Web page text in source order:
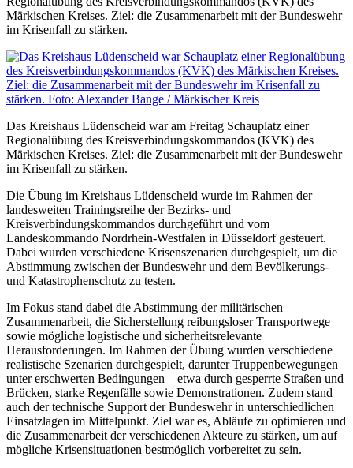
Märkischen Kreises. Ziel: die Zusammenarbeit mit der Bundeswehr
im Krisenfall zu stärken.
Das Kreishaus Lüdenscheid war am Freitag Schauplatz einer
Regionalübung des Kreisverbindungskommandos (KVK) des
Märkischen Kreises. Ziel: die Zusammenarbeit mit der Bundeswehr
im Krisenfall zu stärken. |
Die Übung im Kreishaus Lüdenscheid wurde im Rahmen der
landesweiten Trainingsreihe der Bezirks- und
Kreisverbindungskommandos durchgeführt und vom
Landeskommando Nordrhein-Westfalen in Düsseldorf gesteuert.
Dabei wurden verschiedene Krisenszenarien durchgespielt, um die
Abstimmung zwischen der Bundeswehr und dem Bevölkerungs-
und Katastrophenschutz zu testen.
Im Fokus stand dabei die Abstimmung der militärischen
Zusammenarbeit, die Sicherstellung reibungsloser Transportwege
sowie mögliche logistische und sicherheitsrelevante
Herausforderungen. Im Rahmen der Übung wurden verschiedene
realistische Szenarien durchgespielt, darunter Truppenbewegungen
unter erschwerten Bedingungen – etwa durch gesperrte Straßen und
Brücken, starke Regenfälle sowie Demonstrationen. Zudem stand
auch der technische Support der Bundeswehr in unterschiedlichen
Einsatzlagen im Mittelpunkt. Ziel war es, Abläufe zu optimieren und
die Zusammenarbeit der verschiedenen Akteure zu stärken, um auf
mögliche Krisensituationen bestmöglich vorbereitet zu sein.